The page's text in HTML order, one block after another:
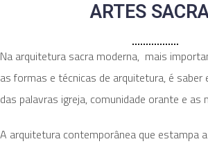
ARTES
Na arquitetura sacra moderna, mais
as formas e técnicas de arquitetura, é
das palavras igreja, comunidade orante e
A arquitetura contemporânea que estampa